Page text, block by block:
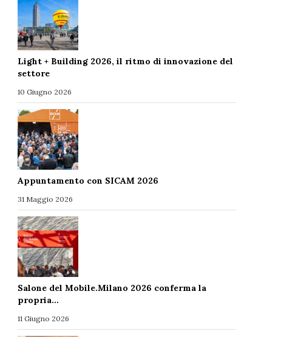
Light + Building 2026, il ritmo di innovazione del
settore
10 Giugno 2026
Appuntamento con SICAM 2026
31 Maggio 2026
Salone del Mobile.Milano 2026 conferma la
propria…
11 Giugno 2026